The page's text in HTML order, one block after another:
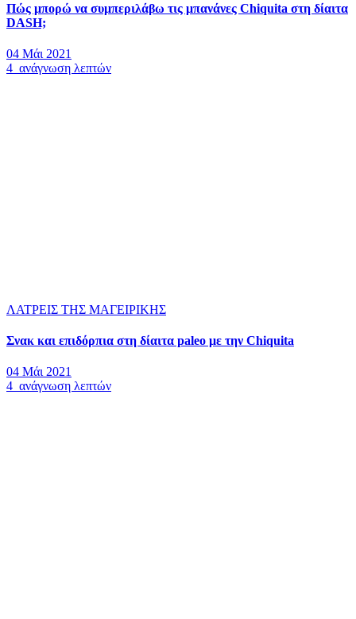
Πώς μπορώ να συμπεριλάβω τις μπανάνες Chiquita στη δίαιτα
DASH;
04 Μάι 2021
4 ανάγνωση λεπτών
ΛΑΤΡΕΙΣ ΤΗΣ ΜΑΓΕΙΡΙΚΗΣ
Σνακ και επιδόρπια στη δίαιτα paleo με την Chiquita
04 Μάι 2021
4 ανάγνωση λεπτών